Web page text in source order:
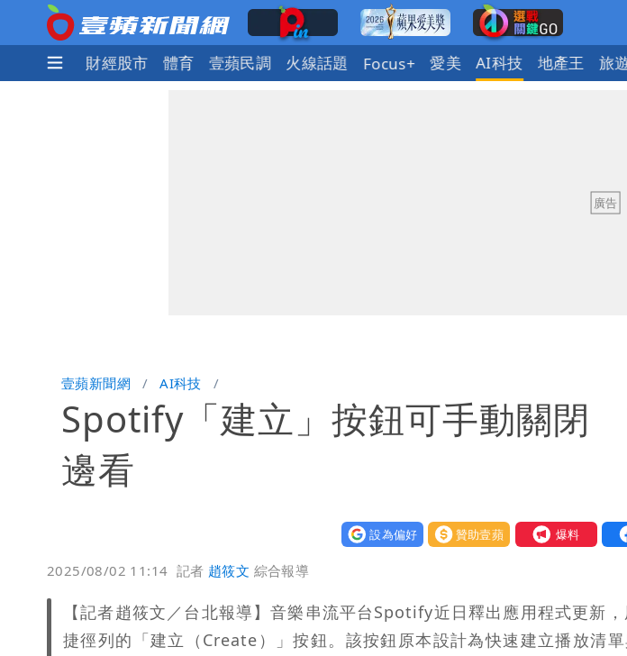
國際 財經股市 體育 壹蘋民調 火線話題 Focus+ 愛美 AI科技 地產王 旅
壹蘋新聞網 AI科技
Spotify「建立」按鈕可手動關閉
邊看
設為偏好 贊助壹蘋 我要爆料
2025/08/02 11:14 記者 趙筱文 綜合報導
【記者趙筱文／台北報導】音樂串流平台Spotify近日釋出應用程式更新
捷徑列的「建立（Create）」按鈕。該按鈕原本設計為快速建立播放清